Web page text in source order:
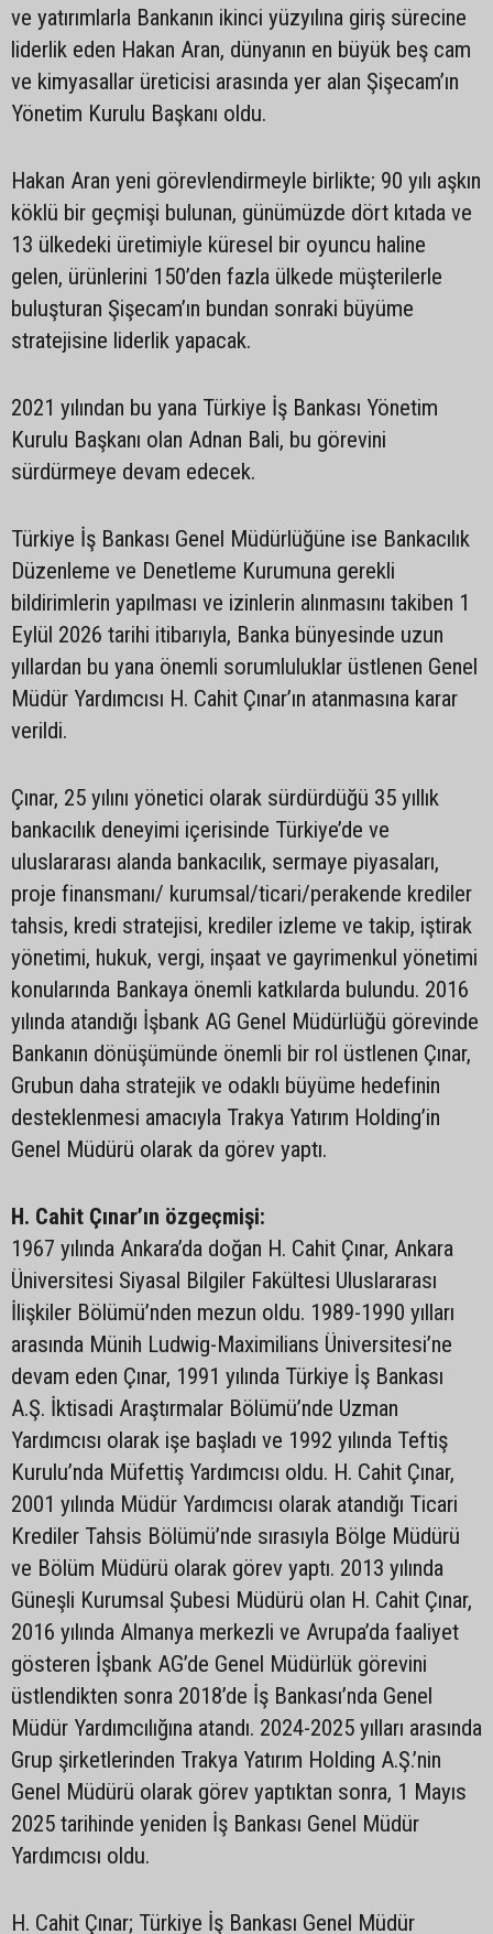
ve yatırımlarla Bankanın ikinci yüzyılına giriş sürecine
liderlik eden Hakan Aran, dünyanın en büyük beş cam
ve kimyasallar üreticisi arasında yer alan Şişecam’ın
Yönetim Kurulu Başkanı oldu.
Hakan Aran yeni görevlendirmeyle birlikte; 90 yılı aşkın
köklü bir geçmişi bulunan, günümüzde dört kıtada ve
13 ülkedeki üretimiyle küresel bir oyuncu haline
gelen, ürünlerini 150’den fazla ülkede müşterilerle
buluşturan Şişecam’ın bundan sonraki büyüme
stratejisine liderlik yapacak.
2021 yılından bu yana Türkiye İş Bankası Yönetim
Kurulu Başkanı olan Adnan Bali, bu görevini
sürdürmeye devam edecek.
Türkiye İş Bankası Genel Müdürlüğüne ise Bankacılık
Düzenleme ve Denetleme Kurumuna gerekli
bildirimlerin yapılması ve izinlerin alınmasını takiben 1
Eylül 2026 tarihi itibarıyla, Banka bünyesinde uzun
yıllardan bu yana önemli sorumluluklar üstlenen Genel
Müdür Yardımcısı H. Cahit Çınar’ın atanmasına karar
verildi.
Çınar, 25 yılını yönetici olarak sürdürdüğü 35 yıllık
bankacılık deneyimi içerisinde Türkiye’de ve
uluslararası alanda bankacılık, sermaye piyasaları,
proje finansmanı/ kurumsal/ticari/perakende krediler
tahsis, kredi stratejisi, krediler izleme ve takip, iştirak
yönetimi, hukuk, vergi, inşaat ve gayrimenkul yönetimi
konularında Bankaya önemli katkılarda bulundu. 2016
yılında atandığı İşbank AG Genel Müdürlüğü görevinde
Bankanın dönüşümünde önemli bir rol üstlenen Çınar,
Grubun daha stratejik ve odaklı büyüme hedefinin
desteklenmesi amacıyla Trakya Yatırım Holding’in
Genel Müdürü olarak da görev yaptı.
H. Cahit Çınar’ın özgeçmişi:
1967 yılında Ankara’da doğan H. Cahit Çınar, Ankara
Üniversitesi Siyasal Bilgiler Fakültesi Uluslararası
İlişkiler Bölümü’nden mezun oldu. 1989-1990 yılları
arasında Münih Ludwig-Maximilians Üniversitesi’ne
devam eden Çınar, 1991 yılında Türkiye İş Bankası
A.Ş. İktisadi Araştırmalar Bölümü’nde Uzman
Yardımcısı olarak işe başladı ve 1992 yılında Teftiş
Kurulu’nda Müfettiş Yardımcısı oldu. H. Cahit Çınar,
2001 yılında Müdür Yardımcısı olarak atandığı Ticari
Krediler Tahsis Bölümü’nde sırasıyla Bölge Müdürü
ve Bölüm Müdürü olarak görev yaptı. 2013 yılında
Güneşli Kurumsal Şubesi Müdürü olan H. Cahit Çınar,
2016 yılında Almanya merkezli ve Avrupa’da faaliyet
gösteren İşbank AG’de Genel Müdürlük görevini
üstlendikten sonra 2018’de İş Bankası’nda Genel
Müdür Yardımcılığına atandı. 2024-2025 yılları arasında
Grup şirketlerinden Trakya Yatırım Holding A.Ş.’nin
Genel Müdürü olarak görev yaptıktan sonra, 1 Mayıs
2025 tarihinde yeniden İş Bankası Genel Müdür
Yardımcısı oldu.
H. Cahit Çınar; Türkiye İş Bankası Genel Müdür